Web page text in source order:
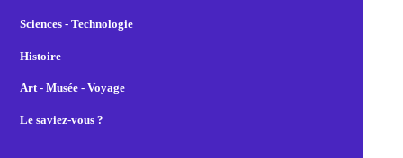
Sciences - Technologie
Histoire
Art - Musée - Voyage
Le saviez-vous ?